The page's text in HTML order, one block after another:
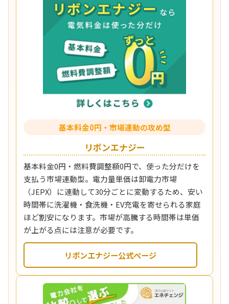
基本料金0円・市場連動の攻め型
リボンエナジー
基本料金0円・燃料費調整額0円で、使った分だけを
支払う市場連動型。電力量単価は卸電力市場
（JEPX）に連動して30分ごとに変動するため、安い
時間帯に洗濯機・食洗機・EV充電を寄せられる家庭
ほど割安になります。市場が高騰する時間帯は単価
が上がる点には注意が必要です。
リボンエナジー公式ページ